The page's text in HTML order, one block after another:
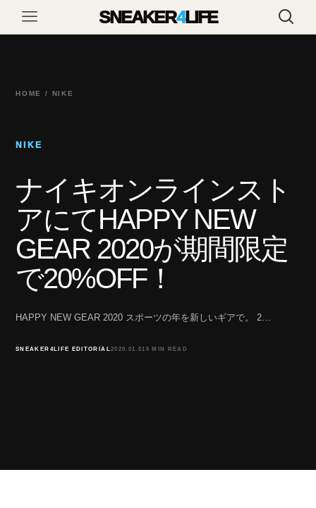
SNEAKER4LIFE
HOME / NIKE
NIKE
ナイキオンラインスト
アにてHAPPY NEW
GEAR 2020が期間限定
で20%OFF！
HAPPY NEW GEAR 2020 スポーツの年を新しいギアで。 2…
SNEAKER4LIFE EDITORIAL2020.01.01 5 MIN READ